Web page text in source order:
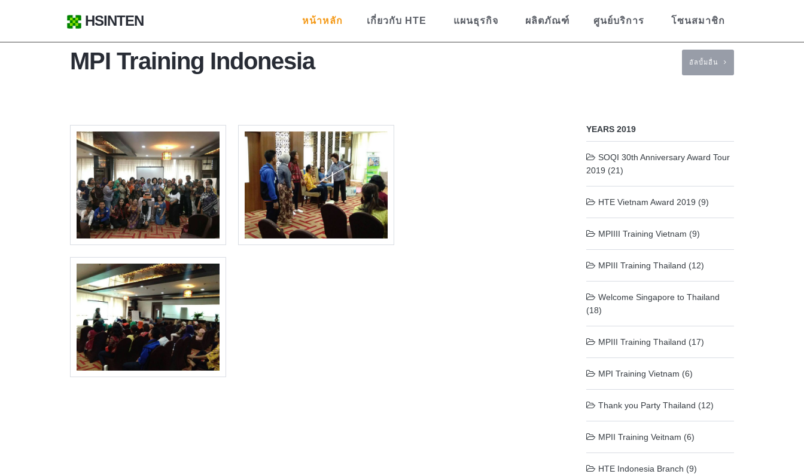
HSINTEN หน้าหลัก เกี่ยวกับ HTE แผนธุรกิจ ผลิตภัณฑ์ ศูนย์บริการ โซนสมาชิก
MPI Training Indonesia อัลบั้มอื่น
YEARS 2019
SOQI 30th Anniversary Award Tour
2019 (21)
HTE Vietnam Award 2019 (9)
MPIIII Training Vietnam (9)
MPIII Training Thailand (12)
Welcome Singapore to Thailand
(18)
MPIII Training Thailand (17)
MPI Training Vietnam (6)
Thank you Party Thailand (12)
MPII Training Veitnam (6)
HTE Indonesia Branch (9)